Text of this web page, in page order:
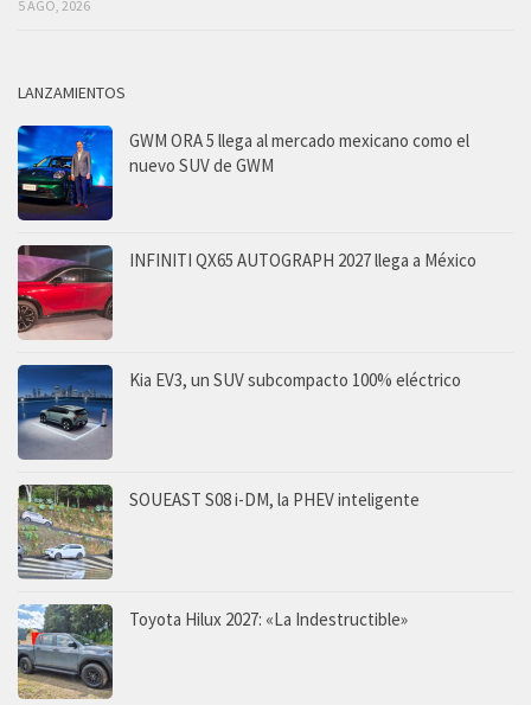
5 AGO, 2026
LANZAMIENTOS
GWM ORA 5 llega al mercado mexicano como el
nuevo SUV de GWM
INFINITI QX65 AUTOGRAPH 2027 llega a México
Kia EV3, un SUV subcompacto 100% eléctrico
SOUEAST S08 i-DM, la PHEV inteligente
Toyota Hilux 2027: «La Indestructible»